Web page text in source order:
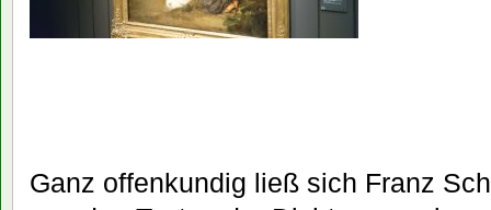
Ganz offenkundig ließ sich Franz